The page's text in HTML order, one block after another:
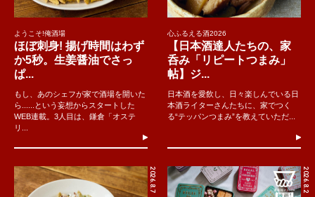
ようこそ!俺酒場
ほぼ刺身! 揚げ時間はわず
か5秒。生姜醤油でさっ
ぱ...
もし、あのシェフが家で酒場を開いた
ら......という妄想からスタートした
WEB連載。3人目は、鎌倉「オステ
リ...
心ふるえる酒2026
【日本酒達人たちの、家
呑み「リピートつまみ」
帖】ジ...
日本酒を愛飲し、日々楽しんでいる日
本酒ライターさんたちに、家でつく
る“テッパンつまみ”を教えていただ...
2026.8.7 2026.8.2